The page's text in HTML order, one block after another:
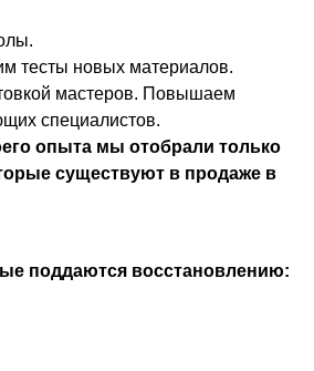
тесты новых материалов.
мастеров. Повышаем
специалистов.
опыта мы отобрали только
существуют в продаже в
поддаются восстановлению: